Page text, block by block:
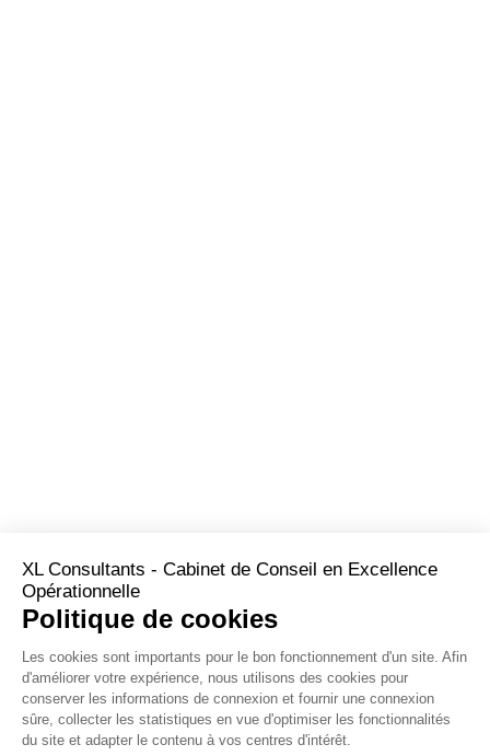
XL Consultants - Cabinet de Conseil en Excellence
Opérationnelle
Politique de cookies
Les cookies sont importants pour le bon fonctionnement d'un site. Afin
d'améliorer votre expérience, nous utilisons des cookies pour
conserver les informations de connexion et fournir une connexion
sûre, collecter les statistiques en vue d'optimiser les fonctionnalités
du site et adapter le contenu à vos centres d'intérêt.